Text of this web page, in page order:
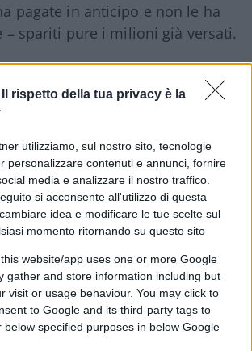
Il rispetto della tua privacy è la
utilizziamo, sul nostro sito, tecnologie
personalizzare contenuti e annunci, fornire
media e analizzare il nostro traffico.
si acconsente all'utilizzo di questa
idea e modificare le tue scelte sul
momento ritornando su questo sito
website/app uses one or more Google
gather and store information including but
visit or usage behaviour. You may click to
to Google and its third-party tags to
below specified purposes in below Google
pagate in anticipo e non le ha
– spariti pure i milioni già versati.
Conte s’inserisce nella polemica
i “negazionisti”. Bella tattica
per screditare a prescindere chi
sanitario. Così, l’uomo che ha
giallorosso per impedire che
i pieni poteri, alla fine, i pieni
per sé.
2 agosto 2020
#NICOLA ZINGARETTI